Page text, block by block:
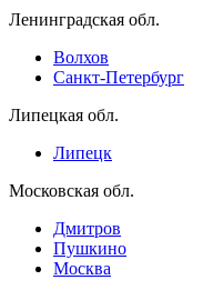
Ленинградская обл.
Волхов
Санкт-Петербург
Липецкая обл.
Липецк
Московская обл.
Дмитров
Пушкино
Москва